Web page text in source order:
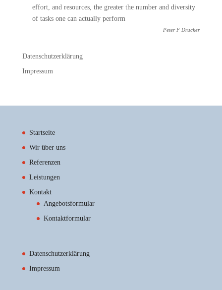
effort, and resources, the greater the number and diversity
of tasks one can actually perform
Peter F Drucker
Datenschutzerklärung
Impressum
Startseite
Wir über uns
Referenzen
Leistungen
Kontakt
Angebotsformular
Kontaktformular
Datenschutzerklärung
Impressum